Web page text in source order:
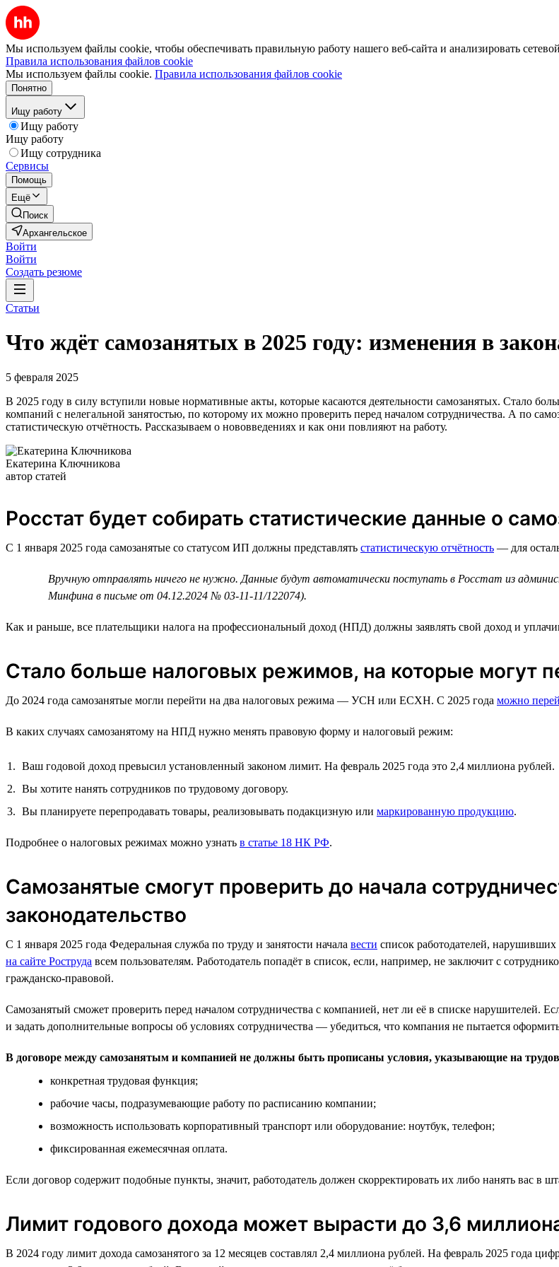
Мы используем файлы cookie, чтобы обеспечивать правильную работу нашего веб-сайта и анализировать
Правила использования файлов cookie
Мы используем файлы cookie. Правила использования файлов cookie
Понятно
Ищу работу
Ищу работу
Ищу работу
Ищу сотрудника
Сервисы
Помощь
Ещё
Поиск
Архангельское
Войти
Войти
Создать резюме
Статьи
Что ждёт самозанятых в 2025 году: изменения в
5 февраля 2025
В 2025 году в силу вступили новые нормативные акты, которые касаются деятельности самозанятых. Стало
компаний с нелегальной занятостью, по которому их можно проверить перед началом сотрудничества. А по
статистическую отчётность. Рассказываем о нововведениях и как они повлияют на работу.
Екатерина Ключникова
автор статей
Росстат будет собирать статистические данные о
С 1 января 2025 года самозанятые со статусом ИП должны представлять статистическую отчётность — для
Вручную отправлять ничего не нужно. Данные будут автоматически поступать в Росстат из
Минфина в письме от 04.12.2024 № 03-11-11/122074).
Как и раньше, все плательщики налога на профессиональный доход (НПД) должны заявлять свой доход и
Стало больше налоговых режимов, на которые могут
До 2024 года самозанятые могли перейти на два налоговых режима — УСН или ЕСХН. С 2025 года можно
В каких случаях самозанятому на НПД нужно менять правовую форму и налоговый режим:
Ваш годовой доход превысил установленный законом лимит. На февраль 2025 года это 2,4 миллиона рублей.
Вы хотите нанять сотрудников по трудовому договору.
Вы планируете перепродавать товары, реализовывать подакцизную или маркированную продукцию.
Подробнее о налоговых режимах можно узнать в статье 18 НК РФ.
Самозанятые смогут проверить до начала
законодательство
С 1 января 2025 года Федеральная служба по труду и занятости начала вести список работодателей, нарушивших
на сайте Роструда всем пользователям. Работодатель попадёт в список, если, например, не заключит с
гражданско-правовой.
Самозанятый сможет проверить перед началом сотрудничества с компанией, нет ли её в списке нарушителей.
и задать дополнительные вопросы об условиях сотрудничества — убедиться, что компания не пытается
В договоре между самозанятым и компанией не должны быть прописаны условия, указывающие на
конкретная трудовая функция;
рабочие часы, подразумевающие работу по расписанию компании;
возможность использовать корпоративный транспорт или оборудование: ноутбук, телефон;
фиксированная ежемесячная оплата.
Если договор содержит подобные пункты, значит, работодатель должен скорректировать их либо нанять вас в
Лимит годового дохода может вырасти до 3,6
В 2024 году лимит дохода самозанятого за 12 месяцев составлял 2,4 миллиона рублей. На февраль 2025 года